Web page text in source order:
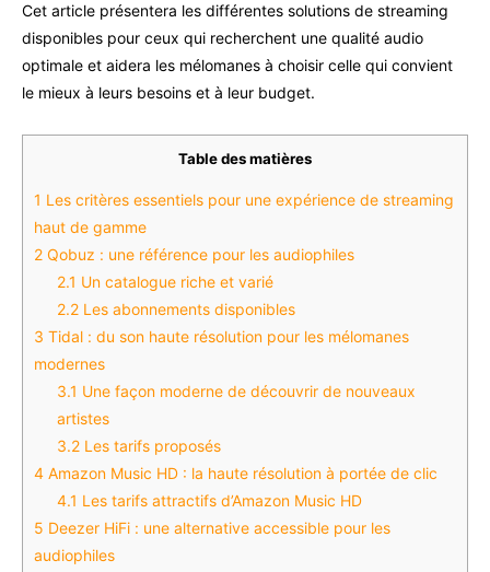
Cet article présentera les différentes solutions de streaming
disponibles pour ceux qui recherchent une qualité audio
optimale et aidera les mélomanes à choisir celle qui convient
le mieux à leurs besoins et à leur budget.
Table des matières
1 Les critères essentiels pour une expérience de streaming
haut de gamme
2 Qobuz : une référence pour les audiophiles
2.1 Un catalogue riche et varié
2.2 Les abonnements disponibles
3 Tidal : du son haute résolution pour les mélomanes
modernes
3.1 Une façon moderne de découvrir de nouveaux
artistes
3.2 Les tarifs proposés
4 Amazon Music HD : la haute résolution à portée de clic
4.1 Les tarifs attractifs d’Amazon Music HD
5 Deezer HiFi : une alternative accessible pour les
audiophiles